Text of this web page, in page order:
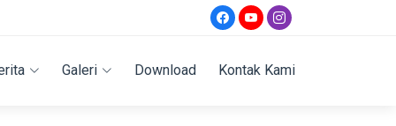
Galeri Download Kontak Kami